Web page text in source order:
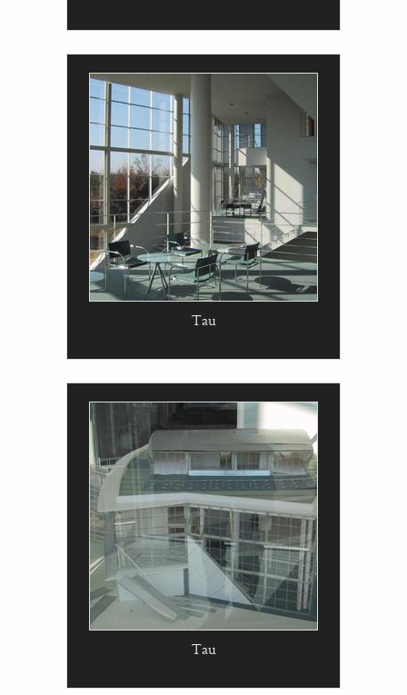
Tau
Tau